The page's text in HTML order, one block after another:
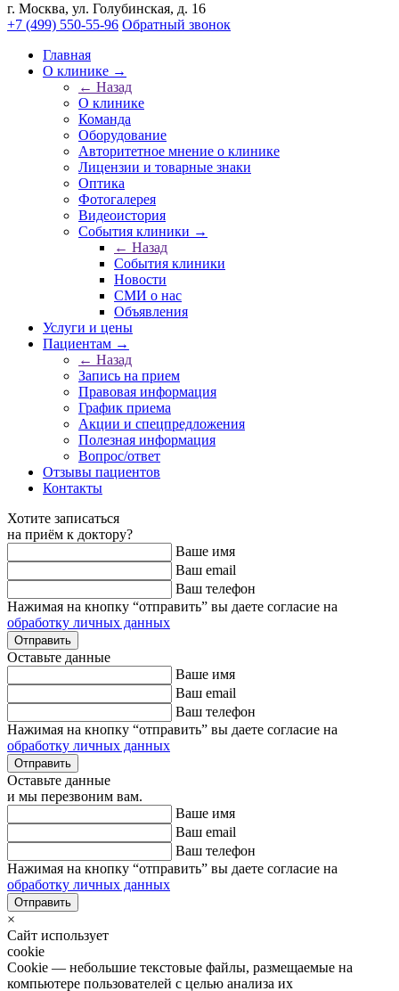
г. Москва, ул. Голубинская, д. 16
+7 (499) 550-55-96 Обратный звонок
Главная
О клинике →
← Назад
О клинике
Команда
Оборудование
Авторитетное мнение о клинике
Лицензии и товарные знаки
Оптика
Фотогалерея
Видеоистория
События клиники →
← Назад
События клиники
Новости
СМИ о нас
Объявления
Услуги и цены
Пациентам →
← Назад
Запись на прием
Правовая информация
График приема
Акции и спецпредложения
Полезная информация
Вопрос/ответ
Отзывы пациентов
Контакты
Хотите записаться
на приём к доктору?
Ваше имя
Ваш email
Ваш телефон
Нажимая на кнопку “отправить” вы даете согласие на
обработку личных данных
Оставьте данные
Ваше имя
Ваш email
Ваш телефон
Нажимая на кнопку “отправить” вы даете согласие на
обработку личных данных
Оставьте данные
и мы перезвоним вам.
Ваше имя
Ваш email
Ваш телефон
Нажимая на кнопку “отправить” вы даете согласие на
обработку личных данных
×
Сайт использует
cookie
Cookie — небольшие текстовые файлы, размещаемые на
компьютере пользователей с целью анализа их